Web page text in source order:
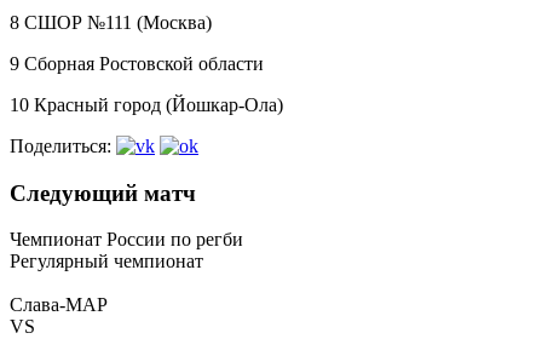
8 СШОР №111 (Москва)
9 Сборная Ростовской области
10 Красный город (Йошкар-Ола)
Поделиться:
Следующий матч
Чемпионат России по регби
Регулярный чемпионат
Слава-МАР
VS